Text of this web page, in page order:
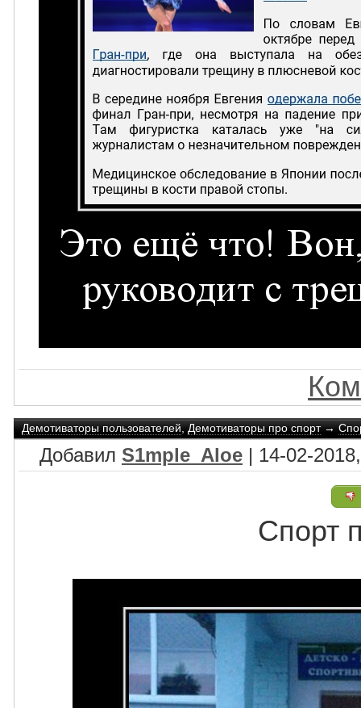
Демотиваторы пользователей,Демотиваторы про спорт→
Добавил S1mple_Aloe | 14-02-
Спорт